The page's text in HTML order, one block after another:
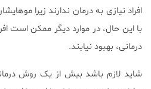
افراد نیازی به درمان ندارند زیرا
با این حال، در موارد دیگر ممکن است
درمانی، بهبود نیابند.
شاید لازم باشد بیش از یک روش